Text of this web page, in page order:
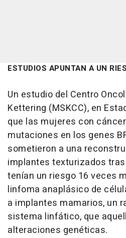
ESTUDIOS APUNTAN A UN
Un estudio del Centro
Kettering (MSKCC), en
que las mujeres con
mutaciones en los genes
sometieron a una
implantes texturizados
tenían un riesgo 16 veces
linfoma anaplásico de
a implantes mamarios, un
sistema linfático, que
alteraciones genéticas.